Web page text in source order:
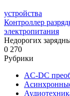
устройства
Контроллер
электропитания
Недорогих
0 270
Рубрики
AC-DC